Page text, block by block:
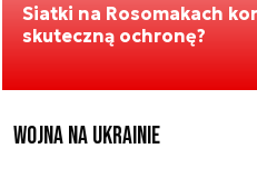
Siatki na Rosomakach
skuteczną ochronę?
Wojna na Ukrainie